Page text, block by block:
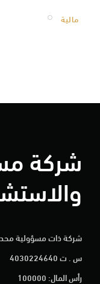
مالية
شركة
شركة ذات مسؤولية
س . ت 4030224640
رأس المال: 100000